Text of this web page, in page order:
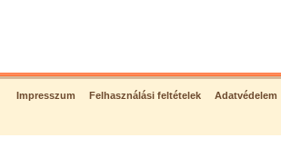
Impresszum Felhasználási feltételek Adatvédelem